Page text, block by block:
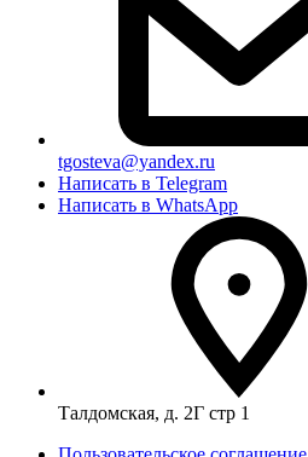
tgosteva@yandex.ru
Написать в Telegram
Написать в WhatsApp
Талдомская, д. 2Г стр 1